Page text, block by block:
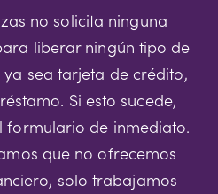
no solicita ninguna
liberar ningún tipo de
sea tarjeta de crédito,
Si esto sucede,
formulario de inmediato.
que no ofrecemos
solo trabajamos